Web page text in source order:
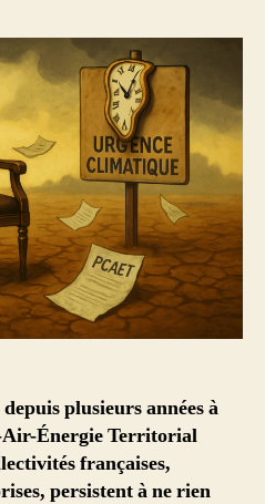
plusieurs années à
Énergie Territorial
françaises,
persistent à ne rien